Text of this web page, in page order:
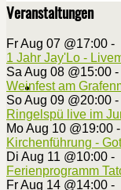
Veranstaltungen
Fr Aug 07 @17:00 -
1 Jahr Jay'Lo -
Sa Aug 08 @15:00 -
Weinfest am
So Aug 09 @20:00 -
Ringelspü live im
Mo Aug 10 @19:00 -
Kirchenführung -
Di Aug 11 @10:00 -
Ferienprogramm
Fr Aug 14 @14:00 -